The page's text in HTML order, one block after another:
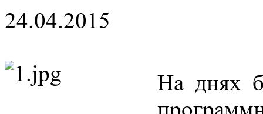
24.04.2015
На днях